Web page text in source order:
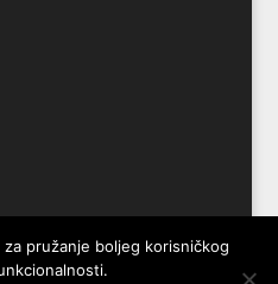
pružanje boljeg korisničkog